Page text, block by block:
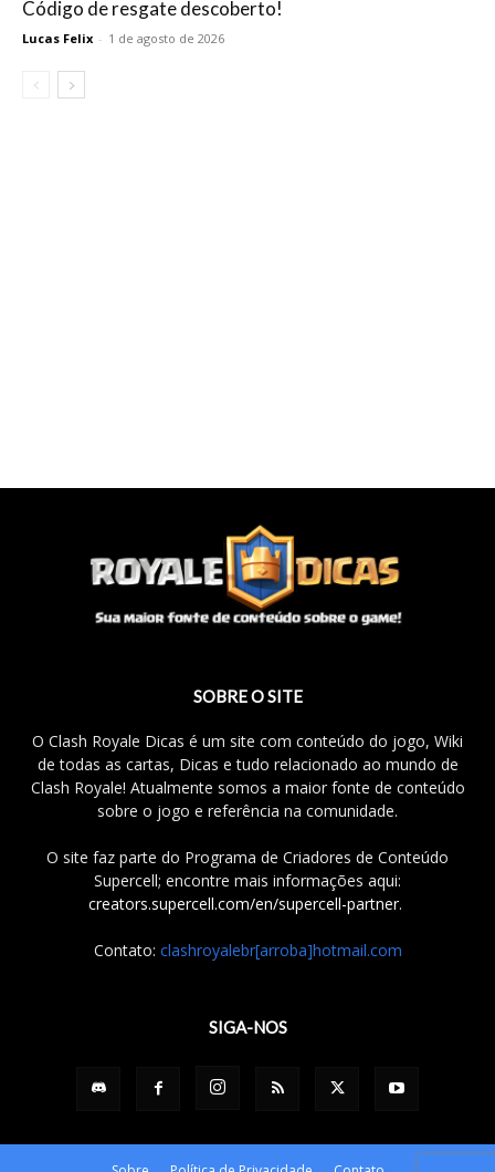
Código de resgate descoberto!
Lucas Felix - 1 de agosto de 2026
SOBRE O SITE
O Clash Royale Dicas é um site com conteúdo do jogo, Wiki
de todas as cartas, Dicas e tudo relacionado ao mundo de
Clash Royale! Atualmente somos a maior fonte de conteúdo
sobre o jogo e referência na comunidade.
O site faz parte do Programa de Criadores de Conteúdo
Supercell; encontre mais informações aqui:
creators.supercell.com/en/supercell-partner.
Contato: clashroyalebr[arroba]hotmail.com
SIGA-NOS